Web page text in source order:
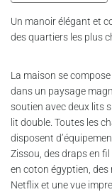
Un manoir élégant et
des quartiers les plus
La maison se
dans un paysage
soutien avec deux lits
lit double. Toutes les
disposent
Zissou, des draps en
en coton égyptien, des
Netflix et une vue